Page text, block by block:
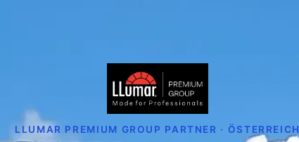
LLUMAR PREMIUM GROUP PARTNER · ÖSTERREICH